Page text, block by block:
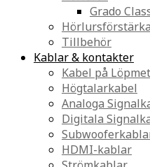
Grado
Tillbehör
Kablar & kontakter
Kabel på
Högtalarkabel
Analoga
Digitala
HDMI-kablar